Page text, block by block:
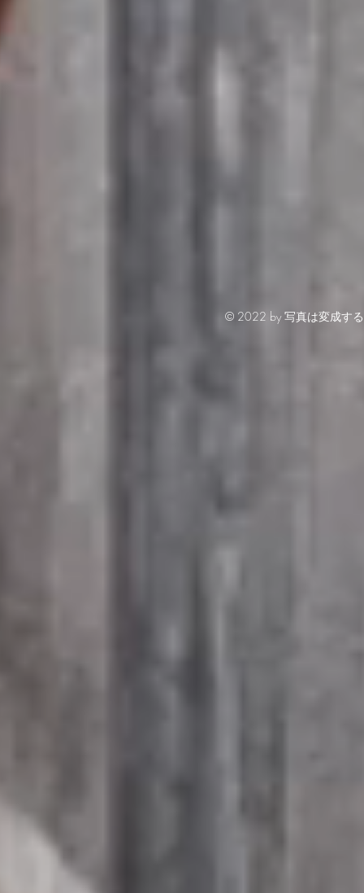
© 2022 by 写真は変成する